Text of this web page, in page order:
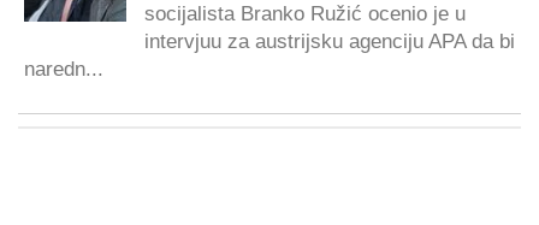
socijalista Branko Ružić ocenio je u
intervjuu za austrijsku agenciju APA da bi
naredn...